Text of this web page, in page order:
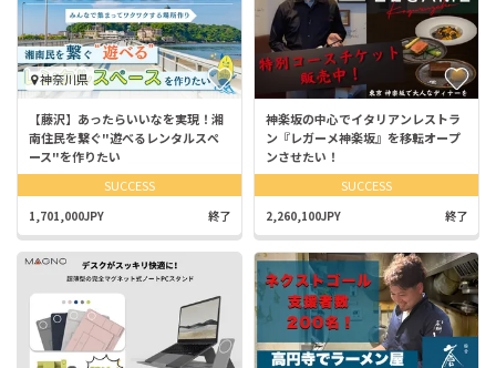
神奈川県
【藤沢】あったらいいなを実現！湘
南住民を繋ぐ"遊べるレンタルスペ
ース"を作りたい
SUCCESS
1,701,000JPY 終了
神楽坂の中心でイタリアンレストラ
ン『レガーメ神楽坂』を移転オープ
ンさせたい！
SUCCESS
2,260,100JPY 終了